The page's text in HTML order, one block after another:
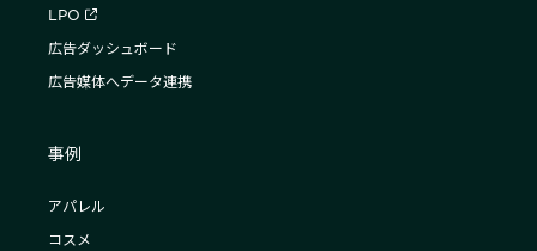
LPO
広告ダッシュボード
広告媒体へデータ連携
事例
アパレル
コスメ